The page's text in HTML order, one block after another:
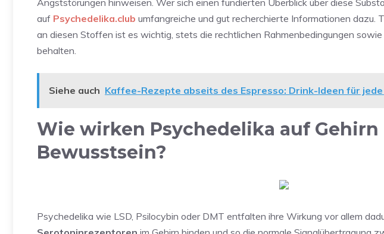
Angststörungen hinweisen. Wer sich einen fundierten Überblick über diese
auf Psychedelika.club umfangreiche und gut recherchierte Informationen dazu.
an diesen Stoffen ist es wichtig, stets die rechtlichen Rahmenbedingungen sowie
behalten.
Siehe auch Kaffee-Rezepte abseits des Espresso: Drink-Ideen für
Wie wirken Psychedelika auf Gehirn
Bewusstsein?
Psychedelika wie LSD, Psilocybin oder DMT entfalten ihre Wirkung vor allem